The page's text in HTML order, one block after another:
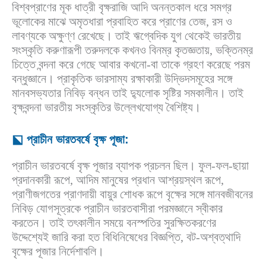
বিশ্বপ্রাণের মূক ধাত্রী বৃক্ষরাজি আদি অনন্তকাল ধরে সমগ্র
ভূলোকের মাঝে অমৃতধারা প্রবাহিত করে প্রাণের তেজ, রস ও
লাবণ্যকে অক্ষুণ্ণ রেখেছে। তাই ঋগ্বেদিক যুগ থেকেই ভারতীয়
সংস্কৃতি করুণারূপী তরুদলকে কখনও বিনম্র কৃতজ্ঞতায়, ভক্তিনম্র
চিত্তে বন্দনা করে গেছে আবার কখনো-বা তাকে গ্রহণ করেছে পরম
বন্ধুজ্ঞানে। প্রাকৃতিক ভারসাম্য রক্ষাকারী উদ্ভিদসমূহের সঙ্গে
মানবসভ্যতার নিবিড় বন্ধন তাই দ্যুলোক সৃষ্টির সমকালীন। তাই
বৃক্ষবন্দনা ভারতীয় সংস্কৃতির উল্লেখযোগ্য বৈশিষ্ট্য।
⬕ প্রাচীন ভারতবর্ষে বৃক্ষ পূজা:
প্রাচীন ভারতবর্ষে বৃক্ষ পূজার ব্যাপক প্রচলন ছিল। ফুল-ফল-ছায়া
প্রদানকারী রূপে, আদিম মানুষের প্রধান আশ্রয়স্থল রূপে,
প্রাণীজগতের প্রাণদায়ী বায়ুর শোধক রূপে বৃক্ষের সঙ্গে মানবজীবনের
নিবিড় যোগসূত্রকে প্রাচীন ভারতবাসীরা পরমজ্ঞানে স্বীকার
করতেন। তাই তৎকালীন সময়ে বনস্পতির সুরক্ষিতকরণের
উদ্দেশ্যেই জারি করা হত বিধিনিষেধের বিজ্ঞপ্তি, বট-অশ্বত্থাদি
বৃক্ষের পূজার নির্দেশাবলি।